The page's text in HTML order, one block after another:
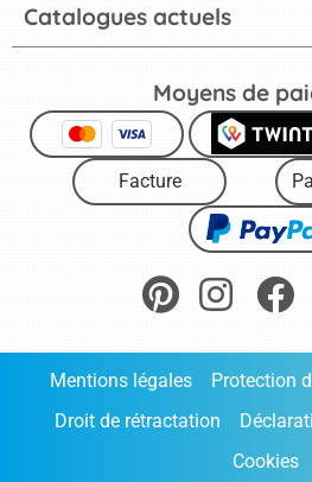
Catalogues actuels
Moyens de
Facture
Mentions légales Protection
Droit de rétractation
Cookies